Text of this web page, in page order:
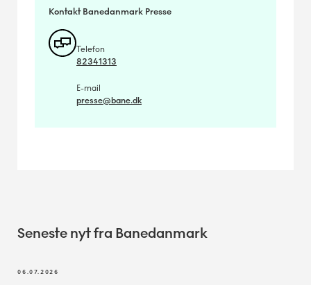
Kontakt Banedanmark Presse
Telefon
82341313
E-mail
presse@bane.dk
Seneste nyt fra Banedanmark
06.07.2026